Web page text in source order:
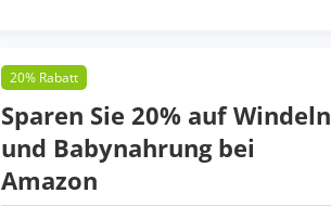
20% Rabatt
Sparen Sie 20% auf Windeln
und Babynahrung bei
Amazon